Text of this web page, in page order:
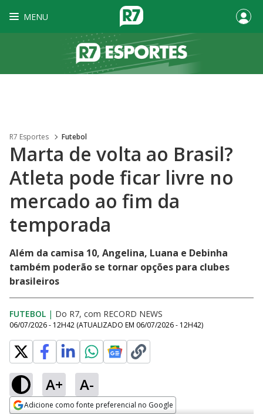
MENU
R7 Esportes Futebol
Marta de volta ao Brasil?
Atleta pode ficar livre no
mercado ao fim da
temporada
Além da camisa 10, Angelina, Luana e Debinha
também poderão se tornar opções para clubes
brasileiros
FUTEBOL | Do R7, com RECORD NEWS
06/07/2026 - 12H42 (ATUALIZADO EM 06/07/2026 - 12H42)
A+ A-
Adicione como fonte preferencial no Google